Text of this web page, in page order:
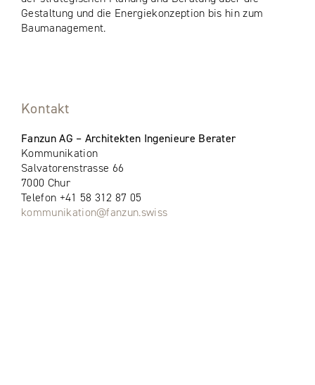
Gestaltung und die Energiekonzeption bis hin zum
Baumanagement.
Kontakt
Fanzun AG – Architekten Ingenieure Berater
Kommunikation
Salvatorenstrasse 66
7000 Chur
Telefon +41 58 312 87 05
kommunikation@fanzun.swiss